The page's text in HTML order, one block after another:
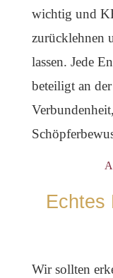
wichtig und
zurücklehnen
lassen. Jede
beteiligt an
Echtes
Wir sollten